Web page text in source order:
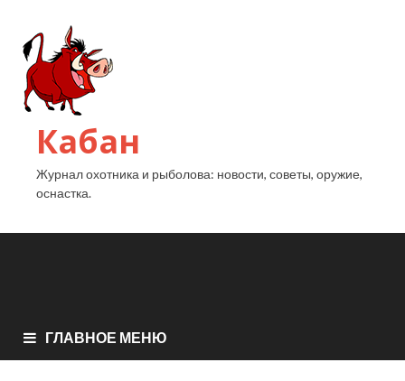
Кабан
Журнал охотника и рыболова: новости, советы, оружие,
оснастка.
ГЛАВНОЕ МЕНЮ